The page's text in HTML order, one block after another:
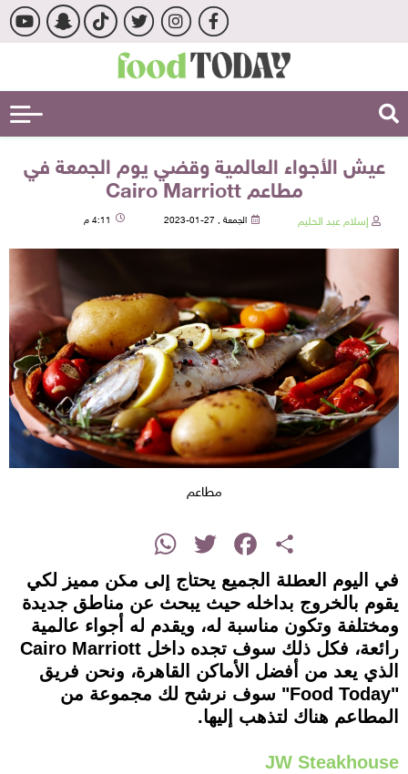
عيش الأجواء العالمية وقضي يوم الجمعة في
مطاعم Cairo Marriott
إسلام عبد الحليم الجمعة , 27-01-2023 4:11 م
مطاعم
Share
Facebook
Twitter
WhatsApp
في اليوم العطلة الجميع يحتاج إلى مكن مميز لكي
يقوم بالخروج بداخله حيث يبحث عن مناطق جديدة
ومختلفة وتكون مناسبة له، ويقدم له أجواء عالمية
رائعة، فكل ذلك سوف تجده داخل Cairo Marriott
الذي يعد من أفضل الأماكن القاهرة، ونحن فريق
"Food Today" سوف نرشح لك مجموعة من
المطاعم هناك لتذهب إليها.
JW Steakhouse